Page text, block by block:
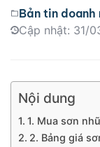
Bản tin doanh
Cập nhật: 31/
Nội dung
1. Mua sơn
2. Bảng giá